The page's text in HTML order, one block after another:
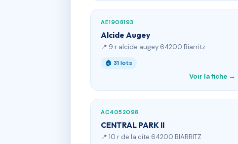
AE1908193
Alcide Augey
📍 9 r alcide augey 64200 Biarritz
🏠 31 lots
Voir la fiche →
AC4052098
CENTRAL PARK II
📍 10 r de la cite 64200 BIARRITZ